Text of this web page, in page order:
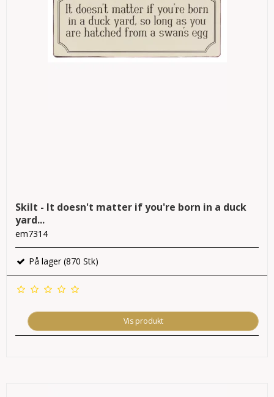
Skilt - It doesn't matter if you're born in a duck
yard...
em7314
På lager (870 Stk)
Vis produkt